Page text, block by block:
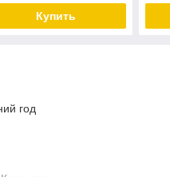
Купить
год